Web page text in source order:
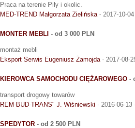
Praca na terenie Piły i okolic.
MED-TREND Małgorzata Zielińska - 2017-10-
MONTER MEBLI - od 3 000 PLN
montaż mebli
Eksport Serwis Eugeniusz Żamojda - 2017-08-
KIEROWCA SAMOCHODU CIĘŻAROWEGO -
transport drogowy towarów
REM-BUD-TRANS" J. Wiśniewski - 2016-06-13
SPEDYTOR - od 2 500 PLN